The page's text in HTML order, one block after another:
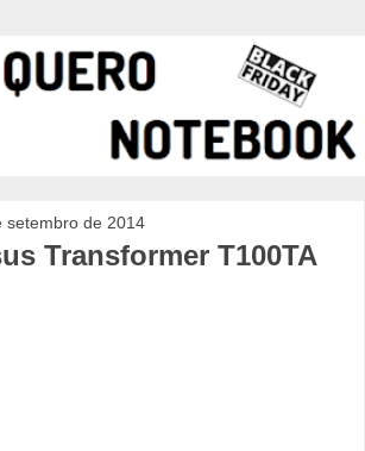
setembro de 2014
Transformer T100TA